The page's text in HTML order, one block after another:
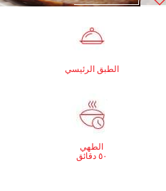
الطبق الرئيسي
الطهي
٥٠ دقائق